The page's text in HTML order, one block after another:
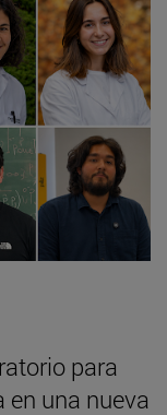
para
una nueva